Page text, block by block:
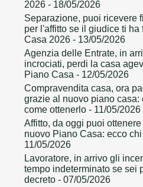
2026 - 18/05/2026
Separazione, puoi ricevere
per l'affitto se il giudice ti
Casa 2026 - 13/05/2026
Agenzia delle Entrate, in
incrociati, perdi la casa
Piano Casa - 12/05/2026
Compravendita casa, ora
grazie al nuovo piano casa:
come ottenerlo - 11/05/2026
Affitto, da oggi puoi
nuovo Piano Casa: ecco
11/05/2026
Lavoratore, in arrivo gli
tempo indeterminato se sei
decreto - 07/05/2026